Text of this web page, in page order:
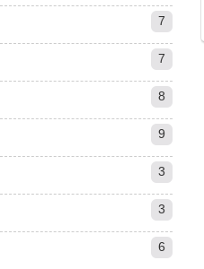
7
7
8
9
3
3
6